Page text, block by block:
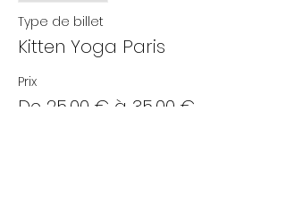
Type de billet
Kitten Yoga Paris
Prix
De 25,00 € à 35,00 €